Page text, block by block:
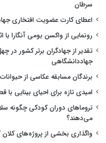
سرطان
اعطای کارت عضویت افتخاری
رونمایی از واکسن بومی آنگارا با
تقدیر از جهادگران برتر کشور
جهاددانشگاهی
برندگان مسابقه عکاسی از حیوانات خانگی ۲۰۲۶
امیدی تازه برای احیای بینایی
تروماهای دوران کودکی چگونه
می‌دهند؟
واگذاری بخشی از پروژه‌های